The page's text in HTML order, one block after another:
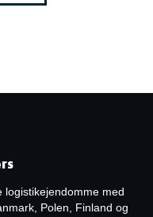
med
Polen, Finland og